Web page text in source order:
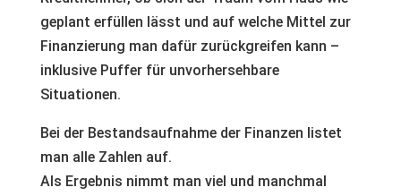
geplant erfüllen lässt und auf welche Mittel zur
Finanzierung man dafür zurückgreifen kann –
inklusive Puffer für unvorhersehbare
Situationen.
Bei der Bestandsaufnahme der Finanzen listet
man alle Zahlen auf.
Als Ergebnis nimmt man viel und manchmal